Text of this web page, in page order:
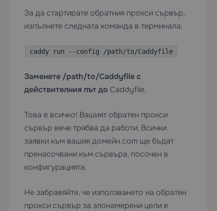
За да стартирате обратния прокси сървър,
изпълнете следната команда в терминала:
caddy run --config /path/to/Caddyfile
Заменете /path/to/Caddyfile с
действителния път до Caddyfile.
Това е всичко! Вашият обратен прокси
сървър вече трябва да работи. Всички
заявки към вашия домейн.com ще бъдат
пренасочвани към сървъра, посочен в
конфигурацията.
Не забравяйте, че използването на обратен
прокси сървър за злонамерени цели е